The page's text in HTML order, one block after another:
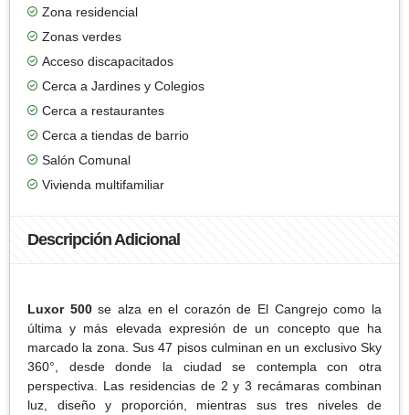
Zona residencial
Zonas verdes
Acceso discapacitados
Cerca a Jardines y Colegios
Cerca a restaurantes
Cerca a tiendas de barrio
Salón Comunal
Vivienda multifamiliar
Descripción Adicional
Luxor 500se alza en el corazón de El Cangrejo como la
última y más elevada expresión de un concepto que ha
marcado la zona. Sus 47 pisos culminan en un exclusivo Sky
360°, desde donde la ciudad se contempla con otra
perspectiva. Las residencias de 2 y 3 recámaras combinan
luz, diseño y proporción, mientras sus tres niveles de